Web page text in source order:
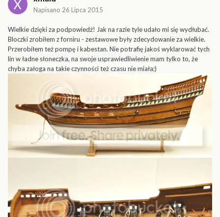
Napisano 26 Lipca 2015
Wielkie dzięki za podpowiedź! Jak na razie tyle udało mi się wydłubać.
Bloczki zrobiłem z forniru - zestawowe były zdecydowanie za wielkie.
Przerobiłem też pompę i kabestan. Nie potrafię jakoś wyklarować tych
lin w ładne słoneczka, na swoje usprawiedliwienie mam tylko to, że
chyba załoga na takie czynności też czasu nie miała;)